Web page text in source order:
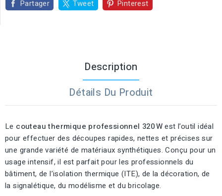
Partager Tweet Pinterest
Description
Détails Du Produit
Le couteau thermique professionnel 320 West l’outil idéal
pour effectuer des découpes rapides, nettes et précises sur
une grande variété de matériaux synthétiques. Conçu pour un
usage intensif, il est parfait pour les professionnels du
bâtiment, de l’isolation thermique (ITE), de la décoration, de
la signalétique, du modélisme et du bricolage.